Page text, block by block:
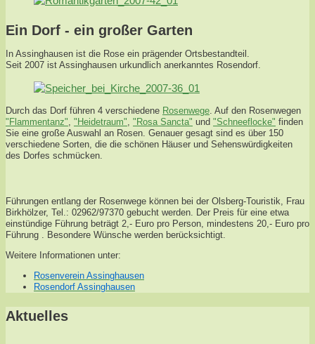
Ein Dorf - ein großer Garten
In Assinghausen ist die Rose ein prägender Ortsbestandteil.
Seit 2007 ist Assinghausen urkundlich anerkanntes Rosendorf.
Durch das Dorf führen 4 verschiedene Rosenwege . Auf den Rosenwegen
"Flammentanz" "Heidetraum" "Rosa Sancta" und "Schneeflocke" finden
Sie eine große Auswahl an Rosen. Genauer gesagt sind es über 150
verschiedene Sorten, die die schönen Häuser und Sehenswürdigkeiten
des Dorfes schmücken.
Führungen entlang der Rosenwege können bei der Olsberg-Touristik, Frau
Birkhölzer, Tel.: 02962/97370 gebucht werden. Der Preis für eine etwa
einstündige Führung beträgt 2,- Euro pro Person, mindestens 20,- Euro pro
Führung . Besondere Wünsche werden berücksichtigt.
Weitere Informationen unter:
Rosenverein Assinghausen
Rosendorf Assinghausen
Aktuelles